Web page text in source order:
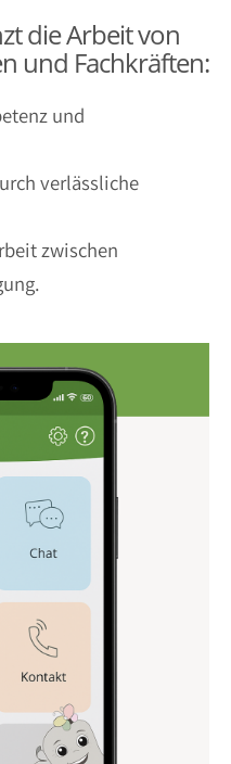
die Arbeit von
und Fachkräften:
und
verlässliche
zwischen